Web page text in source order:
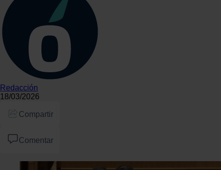
Redacción
18/03/2026
Compartir
Comentar